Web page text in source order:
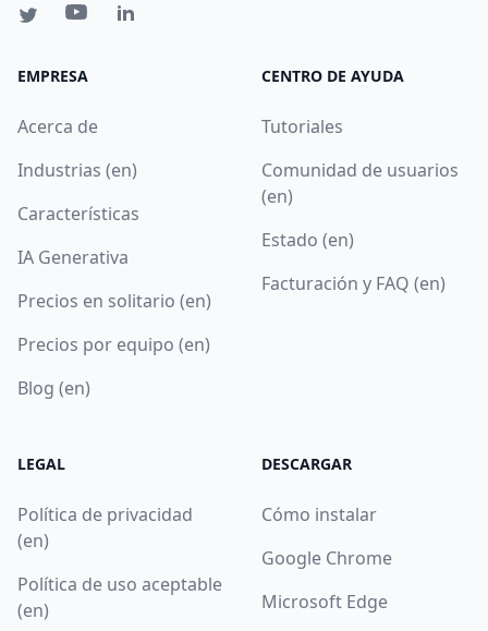
EMPRESA
Acerca de
Industrias (en)
Características
IA Generativa
Precios en solitario (en)
Precios por equipo (en)
Blog (en)
CENTRO DE AYUDA
Tutoriales
Comunidad de usuarios
(en)
Estado (en)
Facturación y FAQ (en)
LEGAL
Política de privacidad
(en)
Política de uso aceptable
(en)
DESCARGAR
Cómo instalar
Google Chrome
Microsoft Edge